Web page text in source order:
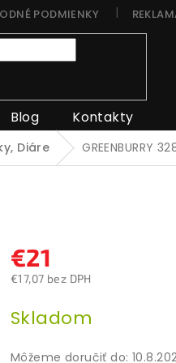
PODMIENKY
Blog Kontakty
Diáre GREENBURRY
€21
€17,07 bez DPH
cena:
Skladom
Môžeme doručiť do: